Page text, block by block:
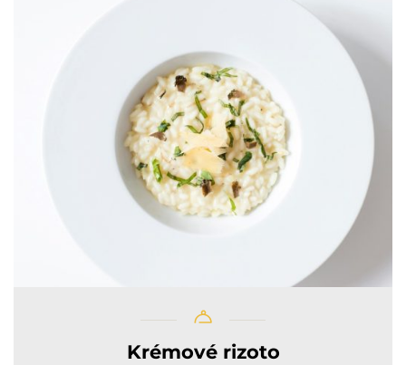
Krémové rizoto